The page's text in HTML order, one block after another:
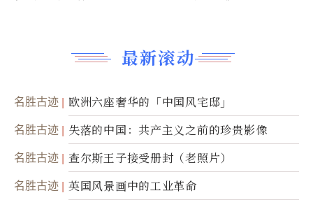
最新滚动
名胜古迹 欧洲六座奢华的「中国风宅邸」
名胜古迹 失落的中国：共产主义之前的珍贵影像
名胜古迹 查尔斯王子接受册封（老照片）
名胜古迹 英国风景画中的工业革命